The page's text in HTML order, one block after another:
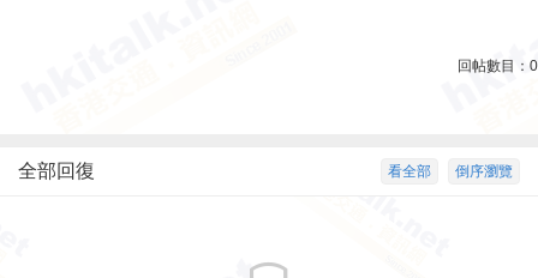
回帖數目： 0
倒序瀏覽
看全部
全部回復